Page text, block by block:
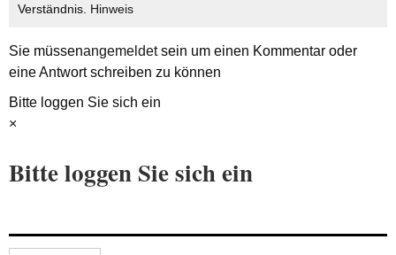
Verständnis. Hinweis
Sie müssenangemeldetsein um einen Kommentar oder
eine Antwort schreiben zu können
Bitte loggen Sie sich ein
×
Bitte loggen Sie sich ein